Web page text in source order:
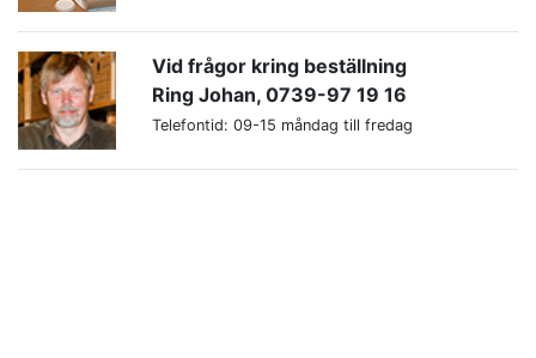
Vid frågor kring beställning
Ring Johan, 0739-97 19 16
Telefontid: 09-15 måndag till fredag